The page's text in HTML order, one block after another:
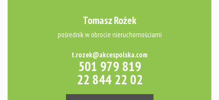
Tomasz Rożek
pośrednik w obrocie nieruchomościami
t.rozek@akcespolska.com
501 979 819
22 844 22 02